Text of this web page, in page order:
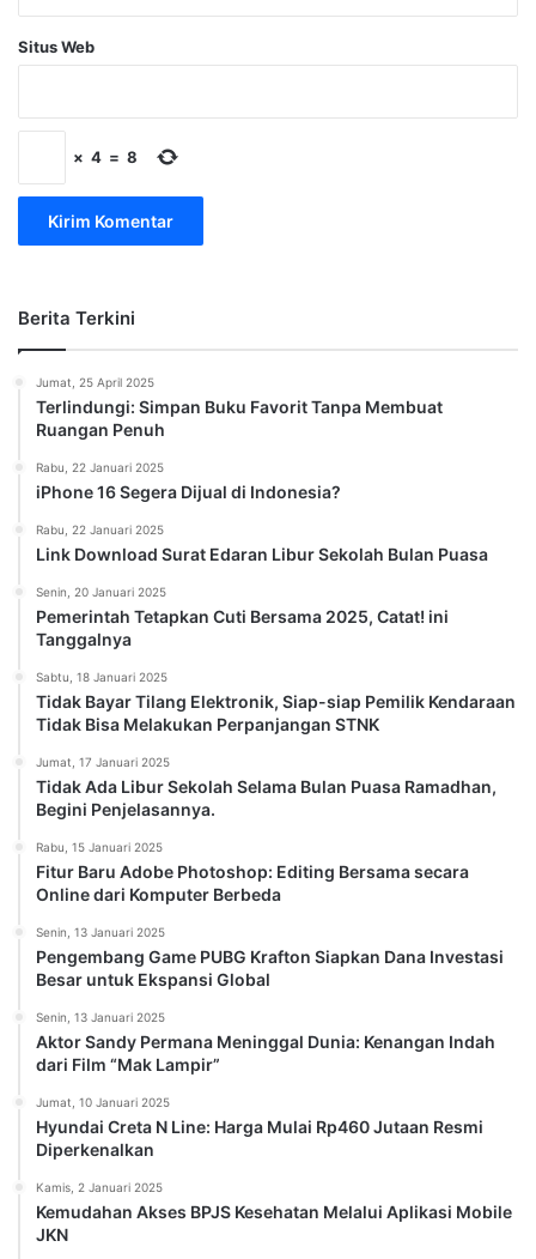
Situs Web
× 4 = 8
Berita Terkini
Jumat, 25 April 2025
Terlindungi: Simpan Buku Favorit Tanpa Membuat
Ruangan Penuh
Rabu, 22 Januari 2025
iPhone 16 Segera Dijual di Indonesia?
Rabu, 22 Januari 2025
Link Download Surat Edaran Libur Sekolah Bulan Puasa
Senin, 20 Januari 2025
Pemerintah Tetapkan Cuti Bersama 2025, Catat! ini
Tanggalnya
Sabtu, 18 Januari 2025
Tidak Bayar Tilang Elektronik, Siap-siap Pemilik Kendaraan
Tidak Bisa Melakukan Perpanjangan STNK
Jumat, 17 Januari 2025
Tidak Ada Libur Sekolah Selama Bulan Puasa Ramadhan,
Begini Penjelasannya.
Rabu, 15 Januari 2025
Fitur Baru Adobe Photoshop: Editing Bersama secara
Online dari Komputer Berbeda
Senin, 13 Januari 2025
Pengembang Game PUBG Krafton Siapkan Dana Investasi
Besar untuk Ekspansi Global
Senin, 13 Januari 2025
Aktor Sandy Permana Meninggal Dunia: Kenangan Indah
dari Film “Mak Lampir”
Jumat, 10 Januari 2025
Hyundai Creta N Line: Harga Mulai Rp460 Jutaan Resmi
Diperkenalkan
Kamis, 2 Januari 2025
Kemudahan Akses BPJS Kesehatan Melalui Aplikasi Mobile
JKN